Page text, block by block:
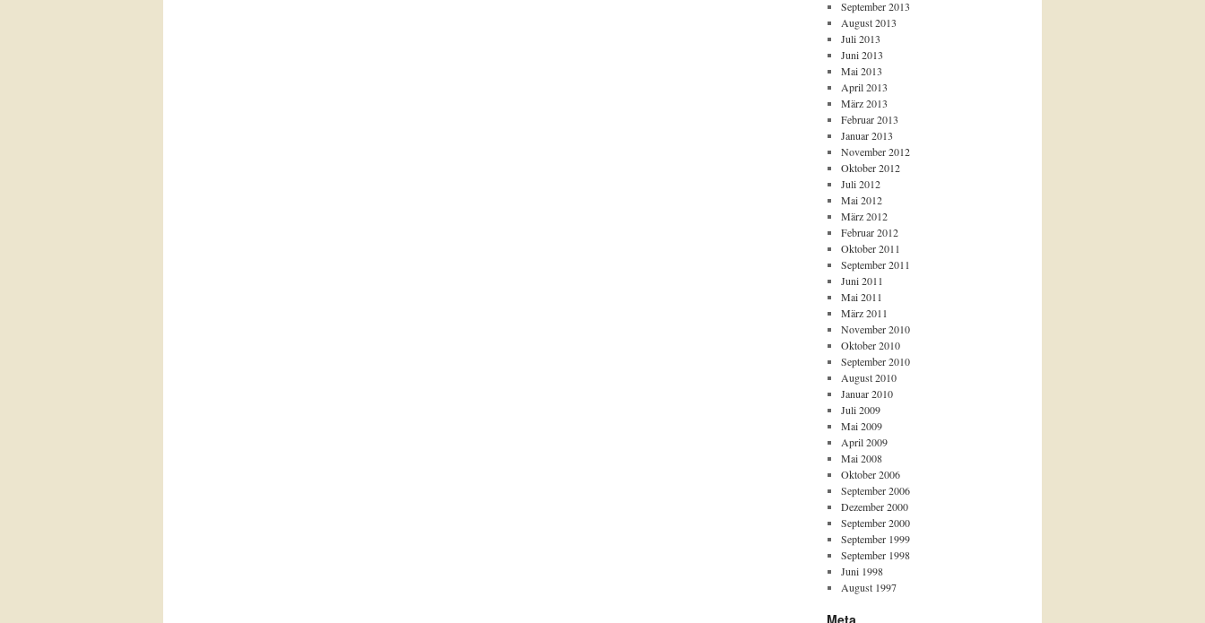
September 2013
August 2013
Juli 2013
Juni 2013
Mai 2013
April 2013
März 2013
Februar 2013
Januar 2013
November 2012
Oktober 2012
Juli 2012
Mai 2012
März 2012
Februar 2012
Oktober 2011
September 2011
Juni 2011
Mai 2011
März 2011
November 2010
Oktober 2010
September 2010
August 2010
Januar 2010
Juli 2009
Mai 2009
April 2009
Mai 2008
Oktober 2006
September 2006
Dezember 2000
September 2000
September 1999
September 1998
Juni 1998
August 1997
Meta